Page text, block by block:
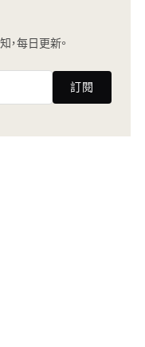
每日更新。
訂閱